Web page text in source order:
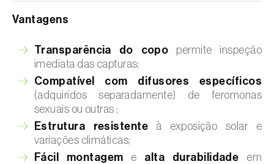
Vantagens
Transparência do copo permite inspeção
imediata das capturas;
Compatível com difusores específicos
(adquiridos separadamente) de feromonas
sexuais ou outras ;
Estrutura resistente à exposição solar e
variações climáticas;
Fácil montagem e alta durabilidade em